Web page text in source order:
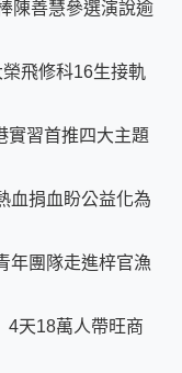
陳善慧參選演說逾
飛修科16生接軌
習首推四大主題
捐血盼公益化為
團隊走進梓官漁
天18萬人帶旺商